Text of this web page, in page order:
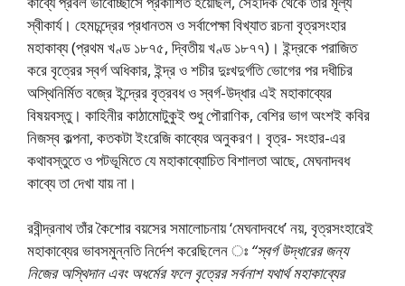
স্বীকার্য। হেমচন্দ্রের প্রধানতম ও সর্বাপেক্ষা বিখ্যাত রচনা বৃত্রসংহার
মহাকাব্য (প্রথম খণ্ড ১৮৭৫, দ্বিতীয় খণ্ড ১৮৭৭)। ইন্দ্রকে পরাজিত
করে বৃত্রের স্বর্গ অধিকার, ইন্দ্র ও শচীর দুঃখদুর্গতি ভােগের পর দধীচির
অস্থিনির্মিত বজ্রে ইন্দ্রের বৃত্রবধ ও স্বর্গ-উদ্ধার এই মহাকাব্যের
বিষয়বস্তু। কাহিনীর কাঠামােটুকুই শুধু পৌরাণিক, বেশির ভাগ অংশই কবির
নিজস্ব কল্পনা, কতকটা ইংরেজি কাব্যের অনুকরণ। বৃত্র- সংহার-এর
কথাবস্তুতে ও পটভূমিতে যে মহাকাব্যোচিত বিশালতা আছে, মেঘনাদবধ
কাব্যে তা দেখা যায় না।
রবীন্দ্রনাথ তাঁর কৈশাের বয়সের সমালােচনায় ‘মেঘনাদবধে’ নয়, বৃত্রসংহারেই
মহাকাব্যের ভাবসমুন্নতি নির্দেশ করেছিলেন ঃ “স্বর্গ উদ্ধারের জন্য
নিজের অস্থিদান এবং অধর্মের ফলে বৃত্রের সর্বনাশ যথার্থ মহাকাব্যের